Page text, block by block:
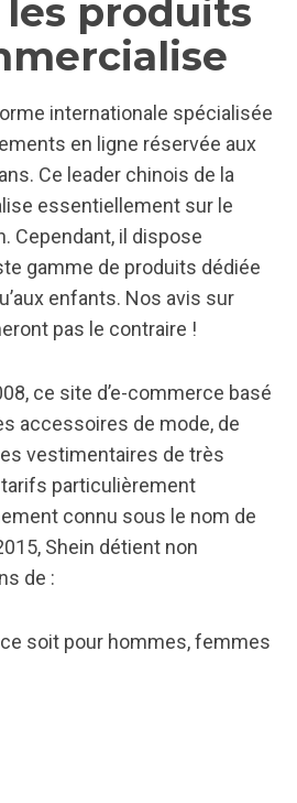
produits
internationale spécialisée
en ligne réservée aux
Ce leader chinois de la
essentiellement sur le
Cependant, il dispose
gamme de produits dédiée
enfants. Nos avis sur
pas le contraire !
ce site d’e-commerce basé
accessoires de mode, de
vestimentaires de très
tarifs particulièrement
connu sous le nom de
Shein détient non
de :
soit pour hommes, femmes